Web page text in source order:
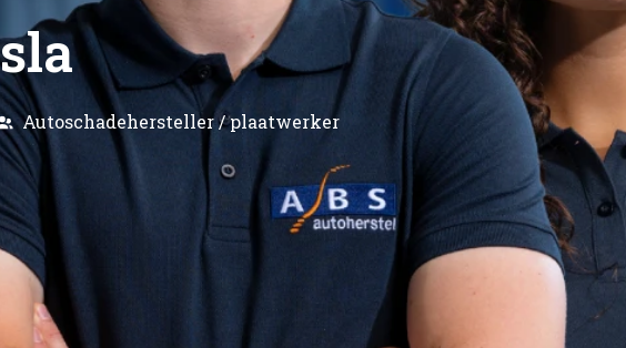
Autoschadehersteller / plaatwerker